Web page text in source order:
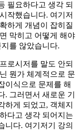
필요하다고 생각 되
작했습니다. 여기저
하게 개념이 잡히질
막히고 어떻게 해야
를 않았습니다.
로시저를 말도 안되
뭔가 체계적으로 문
이식으로 문제를 해
. 그러면서 새로운 기
하게 되었고, 객체지
다고 생각 되어지는
니다. 여기저기 강의